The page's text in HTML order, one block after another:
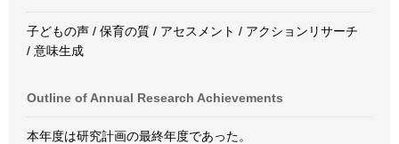
子どもの声 / 保育の質 / アセスメント / アクションリサーチ
/ 意味生成
Outline of Annual Research Achievements
本年度は研究計画の最終年度であった。